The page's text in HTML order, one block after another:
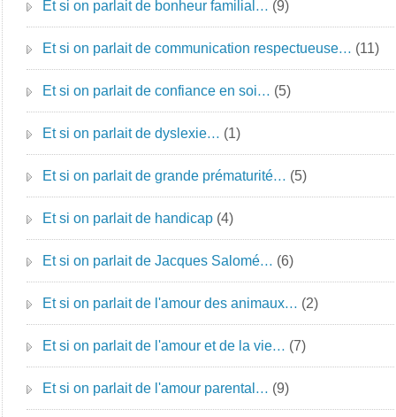
Et si on parlait de bonheur familial… (9)
Et si on parlait de communication respectueuse… (11)
Et si on parlait de confiance en soi… (5)
Et si on parlait de dyslexie… (1)
Et si on parlait de grande prématurité… (5)
Et si on parlait de handicap (4)
Et si on parlait de Jacques Salomé… (6)
Et si on parlait de l'amour des animaux… (2)
Et si on parlait de l'amour et de la vie… (7)
Et si on parlait de l'amour parental… (9)